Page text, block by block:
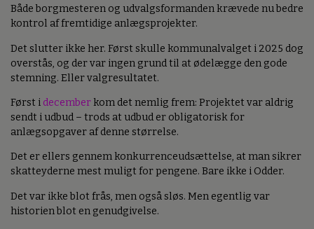
Både borgmesteren og udvalgsformanden krævede nu bedre
kontrol af fremtidige anlægsprojekter.
Det slutter ikke her. Først skulle kommunalvalget i 2025 dog
overstås, og der var ingen grund til at ødelægge den gode
stemning. Eller valgresultatet.
Først i decemberkom det nemlig frem: Projektet var aldrig
sendt i udbud – trods at udbud er obligatorisk for
anlægsopgaver af denne størrelse.
Det er ellers gennem konkurrenceudsættelse, at man sikrer
skatteyderne mest muligt for pengene. Bare ikke i Odder.
Det var ikke blot frås, men også sløs. Men egentlig var
historien blot en genudgivelse.